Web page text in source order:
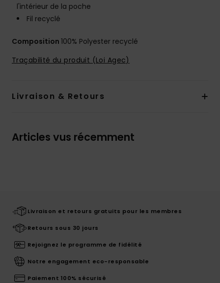
l'intérieur de la poche
Fil recyclé
Composition 100% Polyester recyclé
Traçabilité du produit (Loi Agec)
Livraison & Retours
Articles vus récemment
Livraison et retours gratuits pour les membres
Retours sous 30 jours
Rejoignez le programme de fidélité
Notre engagement eco-responsable
Paiement 100% sécurisé